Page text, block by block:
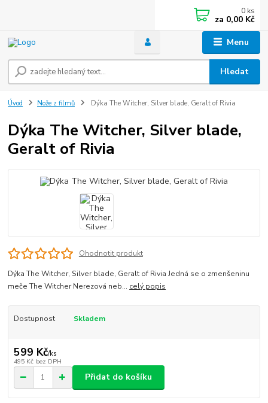
Menu
Hledat
0 ks
za 0,00 Kč
Úvod Nože z filmů Dýka The Witcher, Silver blade, Geralt of Rivia
Dýka The Witcher, Silver blade,
Geralt of Rivia
Ohodnotit produkt
Dýka The Witcher, Silver blade, Geralt of Rivia Jedná se o zmenšeninu
meče The Witcher Nerezová neb... celý popis
Dostupnost Skladem
599 Kč/ks
495 Kč bez DPH
Přidat do košíku